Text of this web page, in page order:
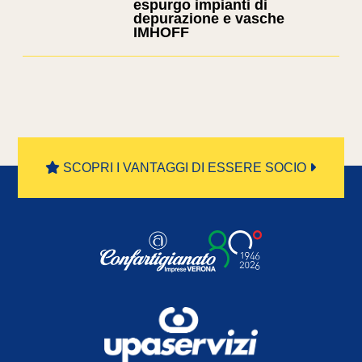
espurgo impianti di
depurazione e vasche
IMHOFF
SCOPRI I VANTAGGI DI ESSERE SOCIO